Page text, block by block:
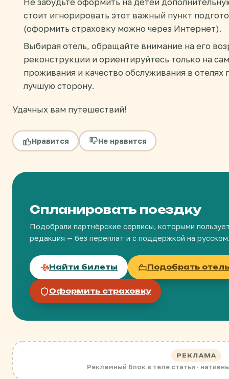
Не забудьте оформить на детей
стоит игнорировать этот важный пункт
(оформить страховку можно через Интернет).
Выбирая отель, обращайте внимание на его
реконструкции и ориентируйтесь только на
проживания и качество обслуживания в отелях
лучшую сторону.
Удачных вам путешествий!
Нравится Не нравится
Спланировать поездку
Подобрали партнёрские сервисы, которыми
редакция — без переплат и с поддержкой на
Найти билеты Подобрать отель
Оформить страховку
РЕКЛАМА
Рекламный блок в теле статьи ·